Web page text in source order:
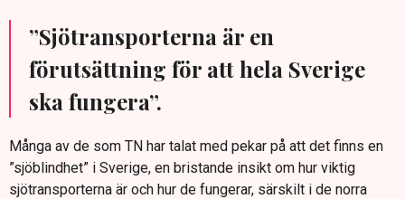
”Sjötransporterna är en
förutsättning för att hela Sverige
ska fungera”.
Många av de som TN har talat med pekar på att det finns en
”sjöblindhet” i Sverige, en bristande insikt om hur viktig
sjötransporterna är och hur de fungerar, särskilt i de norra